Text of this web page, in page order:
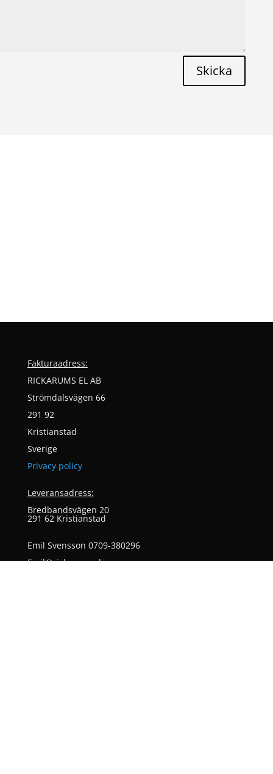
Skicka
Fakturaadress:
RICKARUMS EL AB
Strömdalsvägen 66
291 92
Kristianstad
Sverige
Privacy policy
Leveransadress:
Bredbandsvägen 20
291 62 Kristianstad
Emil Svensson 0709-380296
Emil@rickarumsel.se